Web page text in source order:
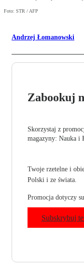
Foto: STR / AFP
Andrzej Łomanowski
Zabookuj
Skorzystaj z
magazyny: Nauka i
Twoje rzetelne i
Polski i ze świata.
Promocja dotyczy
Subskrybuj